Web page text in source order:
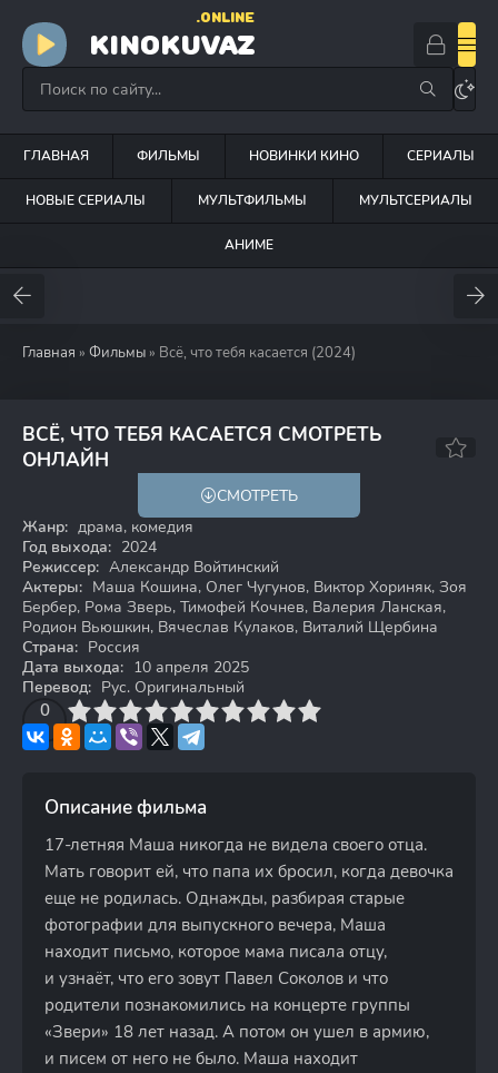
KINOKUVAZ
.ONLINE
ГЛАВНАЯ ФИЛЬМЫ НОВИНКИ КИНО СЕРИАЛЫ
НОВЫЕ СЕРИАЛЫ МУЛЬТФИЛЬМЫ МУЛЬТСЕРИАЛЫ
АНИМЕ
Главная » Фильмы » Всё, что тебя касается (2024)
ВСЁ, ЧТО ТЕБЯ КАСАЕТСЯ СМОТРЕТЬ
ОНЛАЙН
СМОТРЕТЬ
Жанр: драма, комедия
Год выхода: 2024
Режиссер: Александр Войтинский
Актеры: Маша Кошина, Олег Чугунов, Виктор Хориняк, Зоя
Бербер, Рома Зверь, Тимофей Кочнев, Валерия Ланская,
Родион Вьюшкин, Вячеслав Кулаков, Виталий Щербина
Страна: Россия
Дата выхода: 10 апреля 2025
Перевод: Рус. Оригинальный
0
4 6 7 8 9 10
Описание фильма
17-летняя Маша никогда не видела своего отца.
Мать говорит ей, что папа их бросил, когда девочка
еще не родилась. Однажды, разбирая старые
фотографии для выпускного вечера, Маша
находит письмо, которое мама писала отцу,
и узнаёт, что его зовут Павел Соколов и что
родители познакомились на концерте группы
«Звери» 18 лет назад. А потом он ушел в армию,
и писем от него не было. Маша находит